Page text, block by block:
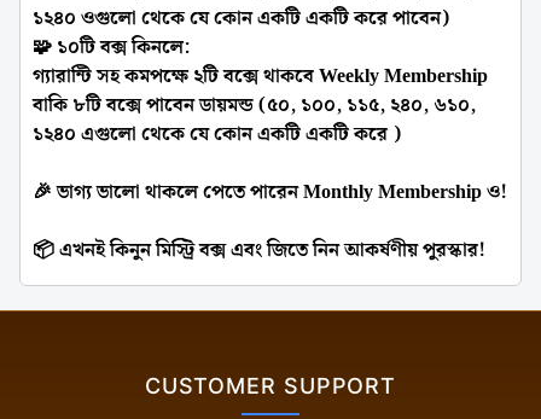
১২৪০ ওগুলো থেকে যে কোন একটি একটি করে পাবেন)
🧩 ১০টি বক্স কিনলে:
গ্যারান্টি সহ কমপক্ষে ২টি বক্সে থাকবে Weekly Membership
বাকি ৮টি বক্সে পাবেন ডায়মন্ড (৫০, ১০০, ১১৫, ২৪০, ৬১০,
১২৪০ এগুলো থেকে যে কোন একটি একটি করে )
🎉 ভাগ্য ভালো থাকলে পেতে পারেন Monthly Membership ও!
📦 এখনই কিনুন মিস্ট্রি বক্স এবং জিতে নিন আকর্ষণীয় পুরস্কার!
CUSTOMER SUPPORT